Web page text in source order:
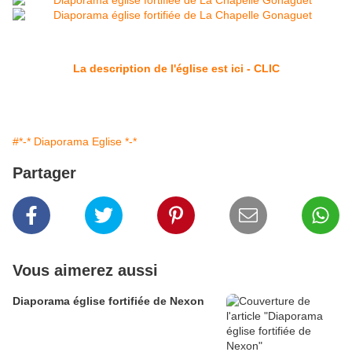
La description de l'église est ici - CLIC
#*-* Diaporama Eglise *-*
Partager
Vous aimerez aussi
Diaporama église fortifiée de Nexon